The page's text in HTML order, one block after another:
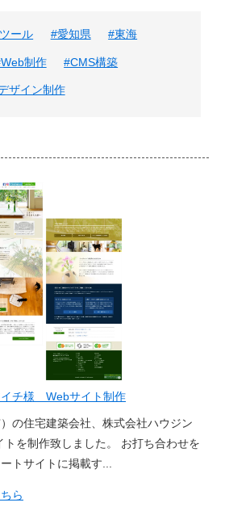
ール #愛知県 #東海
制作 #CMS構築
ザイン制作
イチ様 Webサイト制作
の住宅建築会社、株式会社ハウジン
トを制作致しました。 お打ち合わせを
トサイトに掲載す...
ら